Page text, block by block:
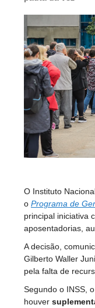
O Instituto
o Programa de
principal iniciativa
aposentadorias,
A decisão,
Gilberto Waller
pela falta de
Segundo o INSS,
houver